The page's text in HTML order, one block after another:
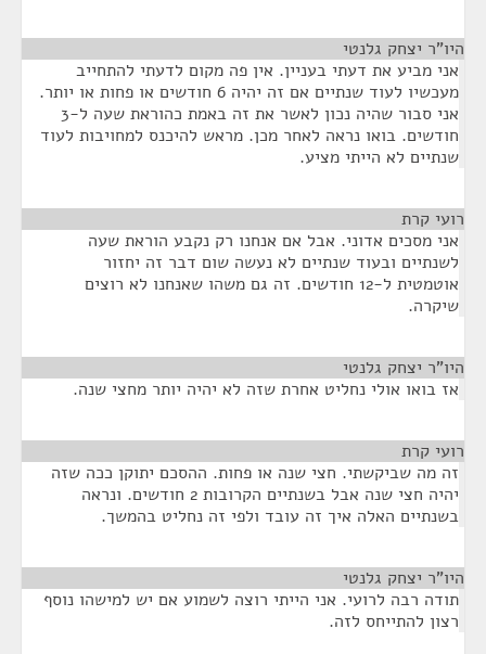
היו"ר יצחק גלנטי
אני מביע את דעתי בעניין. אין פה מקום לדעתי להתחייב
מעכשיו לעוד שנתיים אם זה יהיה 6 חודשים או פחות או יותר.
אני סבור שהיה נכון לאשר את זה באמת כהוראת שעה ל-3
חודשים. בואו נראה לאחר מכן. מראש להיכנס למחויבות לעוד
שנתיים לא הייתי מציע.
רועי קרת
אני מסכים אדוני. אבל אם אנחנו רק נקבע הוראת שעה
לשנתיים ובעוד שנתיים לא נעשה שום דבר זה יחזור
אוטמטית ל-12 חודשים. זה גם משהו שאנחנו לא רוצים
שיקרה.
היו"ר יצחק גלנטי
אז בואו אולי נחליט אחרת שזה לא יהיה יותר מחצי שנה.
רועי קרת
זה מה שביקשתי. חצי שנה או פחות. ההסכם יתוקן ככה שזה
יהיה חצי שנה אבל בשנתיים הקרובות 2 חודשים. ונראה
בשנתיים האלה איך זה עובד ולפי זה נחליט בהמשך.
היו"ר יצחק גלנטי
תודה רבה לרועי. אני הייתי רוצה לשמוע אם יש למישהו נוסף
רצון להתייחס לזה.